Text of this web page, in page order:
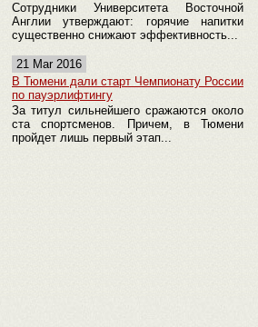
Сотрудники Университета Восточной
Англии утверждают: горячие напитки
существенно снижают эффективность...
21 Mar 2016
В Тюмени дали старт Чемпионату России
по пауэрлифтингу
За титул сильнейшего сражаются около
ста спортсменов. Причем, в Тюмени
пройдет лишь первый этап...